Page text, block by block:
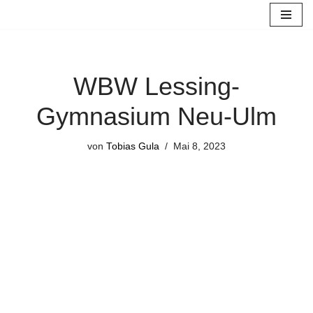
WBW Lessing-
Gymnasium Neu-Ulm
von Tobias Gula Mai 8, 2023